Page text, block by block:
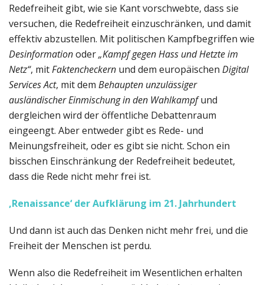
Redefreiheit gibt, wie sie Kant vorschwebte, dass sie
versuchen, die Redefreiheit einzuschränken, und damit
effektiv abzustellen. Mit politischen Kampfbegriffen wie
Desinformationoder„Kampf gegen Hass und Hetzte im
Netz“, mitFaktencheckern und dem europäischen Digital
Services Act, mit dem Behaupten unzulässiger
ausländischer Einmischung in den Wahlkampfund
dergleichen wird der öffentliche Debattenraum
eingeengt. Aber entweder gibt es Rede- und
Meinungsfreiheit, oder es gibt sie nicht. Schon ein
bisschen Einschränkung der Redefreiheit bedeutet,
dass die Rede nicht mehr frei ist.
‚Renaissance‘ der Aufklärung im 21. Jahrhundert
Und dann ist auch das Denken nicht mehr frei, und die
Freiheit der Menschen ist perdu.
Wenn also die Redefreiheit im Wesentlichen erhalten